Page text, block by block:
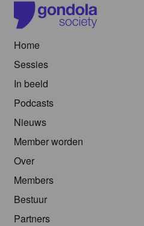
Home
Sessies
In beeld
Podcasts
Nieuws
Member worden
Over
Members
Bestuur
Partners